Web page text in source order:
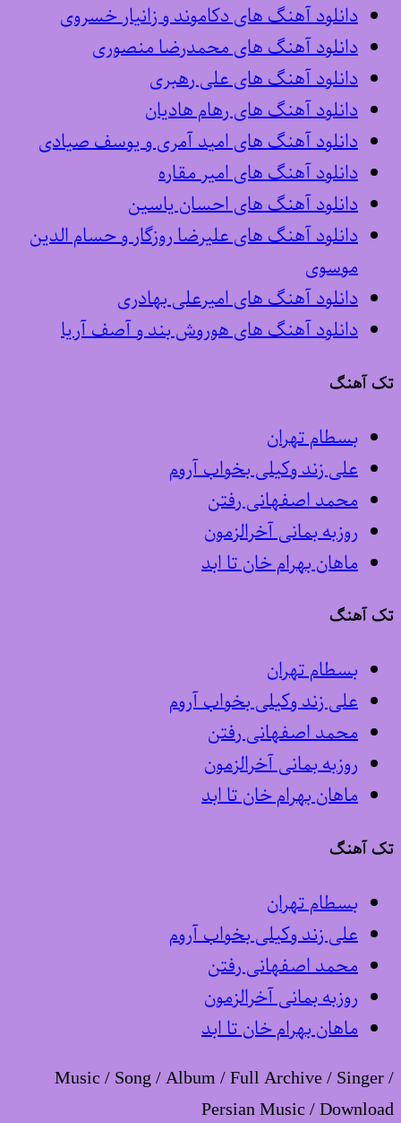
دانلود آهنگ های دکاموند و زانیار خسروی
دانلود آهنگ های محمدرضا منصوری
دانلود آهنگ های علی رهبری
دانلود آهنگ های رهام هادیان
دانلود آهنگ های امید آمری و یوسف صیادی
دانلود آهنگ های امیر مقاره
دانلود آهنگ های احسان یاسین
دانلود آهنگ های علیرضا روزگار و حسام الدین
موسوی
دانلود آهنگ های امیرعلی بهادری
دانلود آهنگ های هوروش بند و آصف آریا
تک آهنگ
بسطام تهران
علی زند وکیلی بخواب آروم
محمد اصفهانی رفتن
روزبه بمانی آخرالزمون
ماهان بهرام خان تا ابد
تک آهنگ
بسطام تهران
علی زند وکیلی بخواب آروم
محمد اصفهانی رفتن
روزبه بمانی آخرالزمون
ماهان بهرام خان تا ابد
تک آهنگ
بسطام تهران
علی زند وکیلی بخواب آروم
محمد اصفهانی رفتن
روزبه بمانی آخرالزمون
ماهان بهرام خان تا ابد
Music / Song / Album / Full Archive / Singer /
Persian Music / Download